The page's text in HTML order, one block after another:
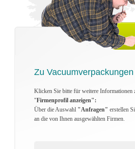
Zu
Klicken Sie bitte für weitere Informationen
"Firmenprofil anzeigen":
Über die Auswahl "Anfragen" erstellen
an die von Ihnen ausgewählten Firmen.